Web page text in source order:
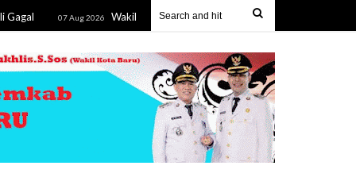
07 Aug 2026 Wakil Ketua I DPRD Mura Hadiri Apel Siaga Karhutla, Dorong